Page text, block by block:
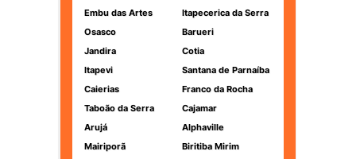
Embu das Artes
Itapecerica da Serra
Osasco
Barueri
Jandira
Cotia
Itapevi
Santana de Parnaíba
Caierias
Franco da Rocha
Taboão da Serra
Cajamar
Arujá
Alphaville
Mairiporã
Biritiba Mirim